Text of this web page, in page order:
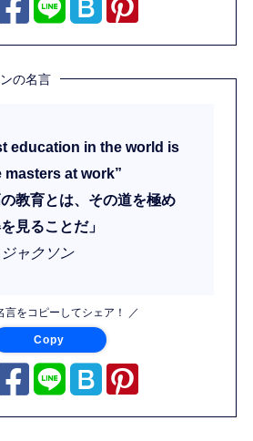
の名言
education in the world is
at work”
の教育とは、その道を極め
見ることだ」
ャクソン
言をコピーしてシェア！ ／
Copy